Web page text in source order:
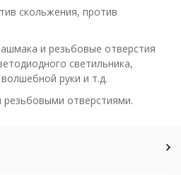
скольжения, против
и резьбовые отверстия
светильника,
руки и т.д.
отверстиями.